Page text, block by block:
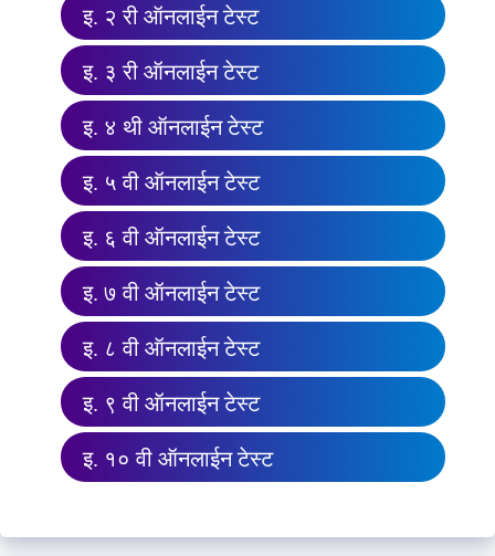
इ. २ री ऑनलाईन टेस्ट
इ. ३ री ऑनलाईन टेस्ट
इ. ४ थी ऑनलाईन टेस्ट
इ. ५ वी ऑनलाईन टेस्ट
इ. ६ वी ऑनलाईन टेस्ट
इ. ७ वी ऑनलाईन टेस्ट
इ. ८ वी ऑनलाईन टेस्ट
इ. ९ वी ऑनलाईन टेस्ट
इ. १० वी ऑनलाईन टेस्ट